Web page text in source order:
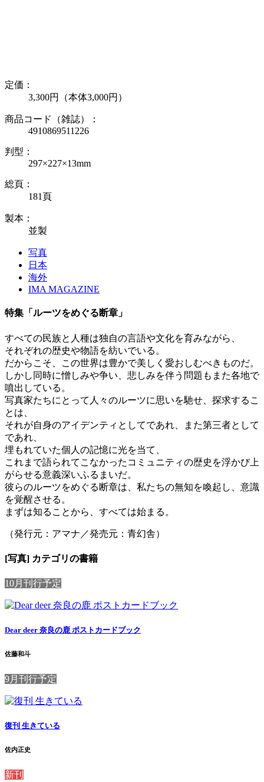
定価：
3,300円（本体3,000円）
商品コード（雑誌）：
4910869511226
判型：
297×227×13mm
総頁：
181頁
製本：
並製
写真
日本
海外
IMA MAGAZINE
特集「ルーツをめぐる断章」
すべての民族と人種は独自の言語や文化を育みながら、
それぞれの歴史や物語を紡いでいる。
だからこそ、この世界は豊かで美しく愛おしむべきものだ。
しかし同時に憎しみや争い、悲しみを伴う問題もまた各地で
噴出している。
写真家たちにとって人々のルーツに思いを馳せ、探求するこ
とは、
それが自身のアイデンティとしてであれ、また第三者として
であれ、
埋もれていた個人の記憶に光を当て、
これまで語られてこなかったコミュニティの歴史を浮かび上
がらせる意義深いふるまいだ。
彼らのルーツをめぐる断章は、私たちの無知を喚起し、意識
を覚醒させる。
まずは知ることから、すべては始まる。
（発行元：アマナ／発売元：青幻舎）
[写真] カテゴリの書籍
10月刊行予定
Dear deer 奈良の鹿 ポストカードブック
佐藤和斗
9月刊行予定
復刊 生きている
佐内正史
新刊